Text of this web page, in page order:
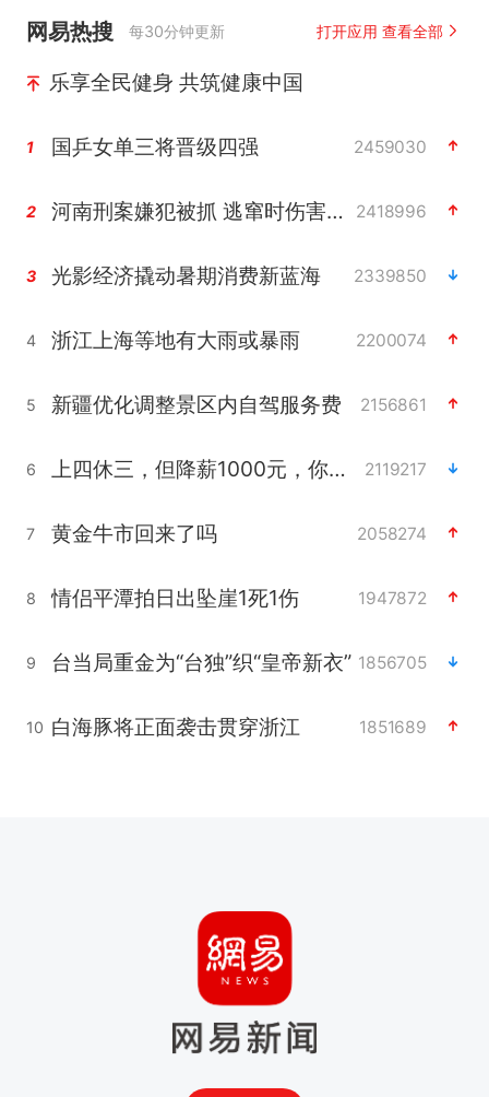
网易热搜 每30分钟更新 打开应用 查看全部
乐享全民健身 共筑健康中国
1 国乒女单三将晋级四强 2459030
2 河南刑案嫌犯被抓 逃窜时伤害多人 2418996
3 光影经济撬动暑期消费新蓝海 2339850
4 浙江上海等地有大雨或暴雨 2200074
5 新疆优化调整景区内自驾服务费 2156861
6 上四休三，但降薪1000元，你接受吗？ 2119217
7 黄金牛市回来了吗 2058274
8 情侣平潭拍日出坠崖1死1伤 1947872
9 台当局重金为“台独”织“皇帝新衣” 1856705
10 白海豚将正面袭击贯穿浙江 1851689